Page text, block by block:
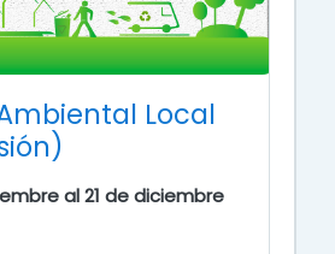
Local
al 21 de diciembre